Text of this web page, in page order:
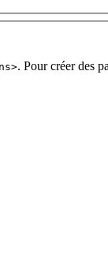
. Pour créer des